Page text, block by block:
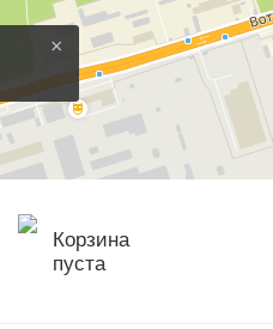
×
Корзина
пуста